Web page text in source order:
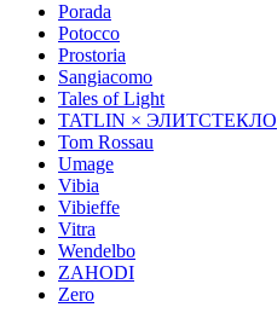
Porada
Potocco
Prostoria
Sangiacomo
Tales of Light
TATLIN × ЭЛИТСТЕКЛО
Tom Rossau
Umage
Vibia
Vibieffe
Vitra
Wendelbo
ZAHODI
Zero